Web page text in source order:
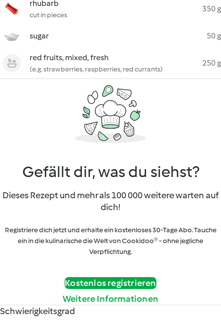
rhubarb
cut in pieces
350 g
sugar 50 g
red fruits, mixed, fresh
(e.g. strawberries, raspberries, red currants)
250 g
Gefällt dir, was du siehst?
Dieses Rezept und mehr als 100 000 weitere warten auf
dich!
Registriere dich jetzt und erhalte ein kostenloses 30-Tage Abo. Tauche
ein in die kulinarische die Welt von Cookidoo® - ohne jegliche
Verpflichtung.
Kostenlos registrieren
Weitere Informationen
Schwierigkeitsgrad